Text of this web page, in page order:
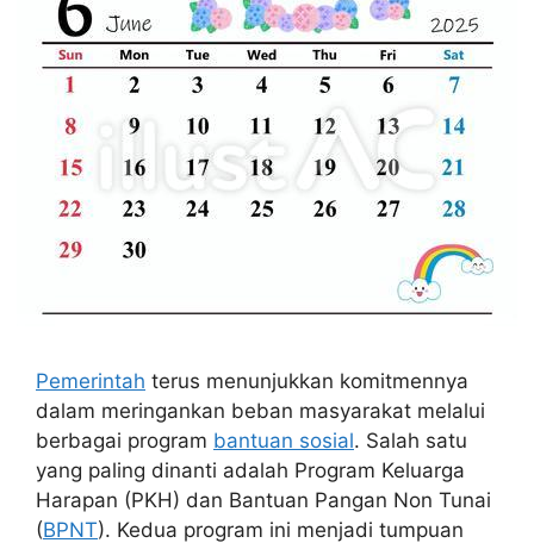
Pemerintah terus menunjukkan komitmennya
dalam meringankan beban masyarakat melalui
berbagai program bantuan sosial. Salah satu
yang paling dinanti adalah Program Keluarga
Harapan (PKH) dan Bantuan Pangan Non Tunai
(BPNT). Kedua program ini menjadi tumpuan